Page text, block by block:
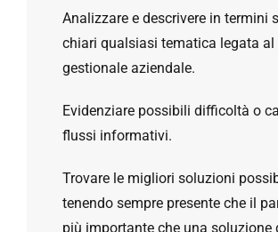
Analizzare e descrivere in termini
chiari qualsiasi tematica legata al
gestionale aziendale.
Evidenziare possibili difficoltà o
flussi informativi.
Trovare le migliori soluzioni
tenendo sempre presente che il
più importante che una soluzione